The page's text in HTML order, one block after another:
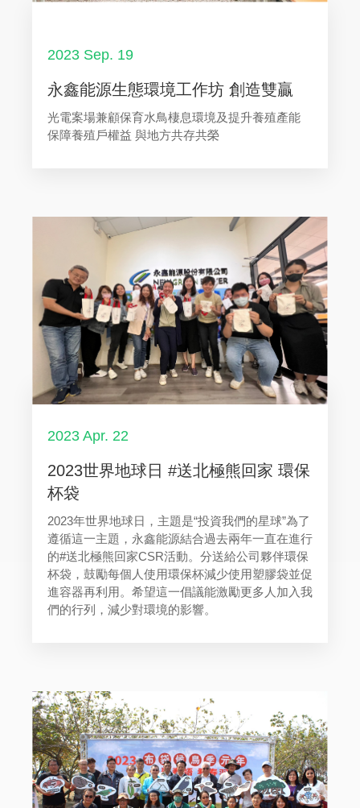
2023 Sep. 19
永鑫能源生態環境工作坊 創造雙贏
光電案場兼顧保育水鳥棲息環境及提升養殖產能
保障養殖戶權益 與地方共存共榮
2023 Apr. 22
2023世界地球日 #送北極熊回家 環保
杯袋
2023年世界地球日，主題是“投資我們的星球”為了
遵循這一主題，永鑫能源結合過去兩年一直在進行
的#送北極熊回家CSR活動。分送給公司夥伴環保
杯袋，鼓勵每個人使用環保杯減少使用塑膠袋並促
進容器再利用。希望這一倡議能激勵更多人加入我
們的行列，減少對環境的影響。